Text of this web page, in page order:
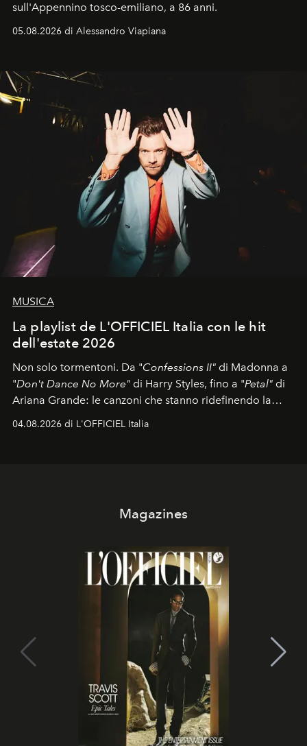
sull'Appennino tosco-emiliano, a 86 anni.
05.08.2026 di Alessandro Viapiana
MUSICA
La playlist de L'OFFICIEL Italia con le hit
dell'estate 2026
Non solo tormentoni. Da "Confessions II" di Madonna a
"Don't Dance No More" di Harry Styles, fino a "Petal" di
Ariana Grande: le canzoni che stanno ridefinendo la
colonna sonora della stagione.
04.08.2026 di L'OFFICIEL Italia
Magazines